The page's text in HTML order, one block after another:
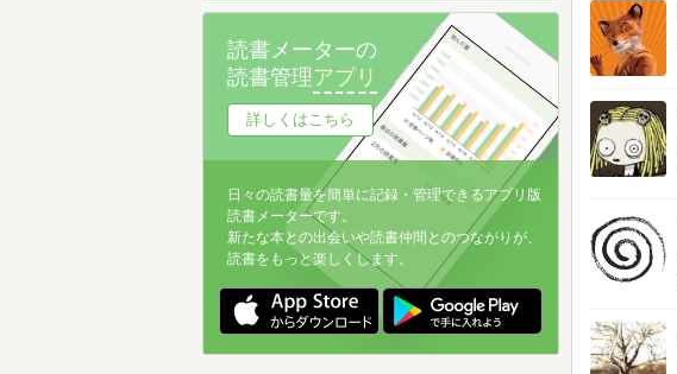
読書メーターの
読書管理アプリ
詳しくはこちら
日々の読書量を簡単に記録・管理できるアプリ版
読書メーターです。
新たな本との出会いや読書仲間とのつながりが、
読書をもっと楽しくします。